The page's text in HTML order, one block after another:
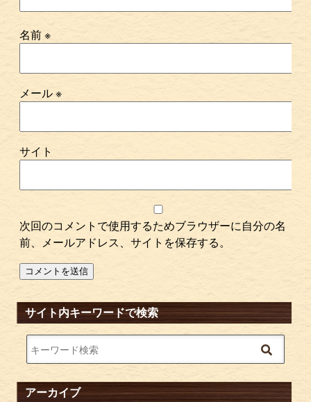
名前※
メール※
サイト
次回のコメントで使用するためブラウザーに自分の名
前、メールアドレス、サイトを保存する。
サイト内キーワードで検索
アーカイブ